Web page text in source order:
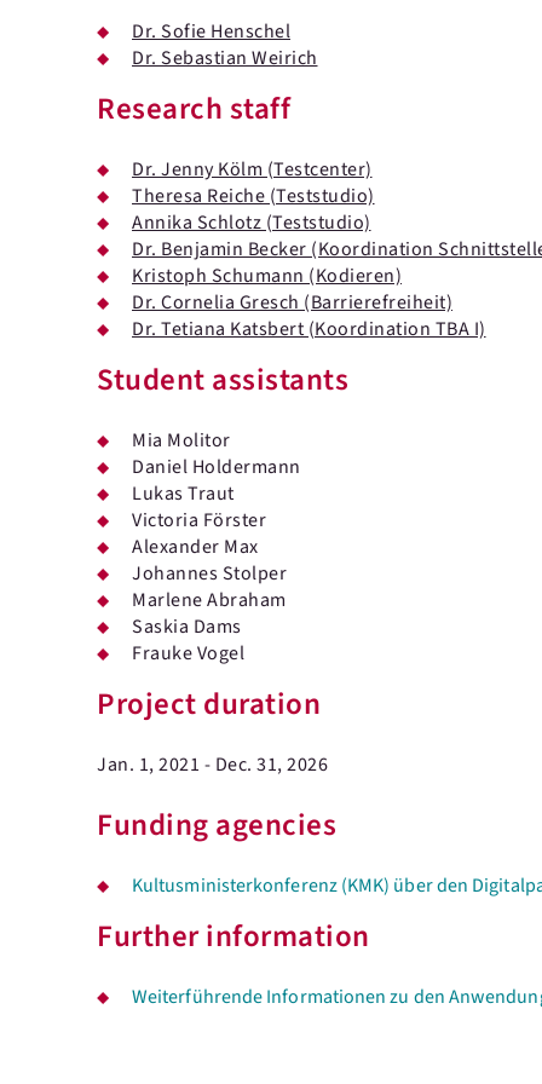
Dr. Sofie Henschel
Dr. Sebastian Weirich
Research staff
Dr. Jenny Kölm (Testcenter)
Theresa Reiche (Teststudio)
Annika Schlotz (Teststudio)
Dr. Benjamin Becker (Koordination
Kristoph Schumann (Kodieren)
Dr. Cornelia Gresch (Barrierefreiheit)
Dr. Tetiana Katsbert (Koordination TBA I)
Student assistants
Mia Molitor
Daniel Holdermann
Lukas Traut
Victoria Förster
Alexander Max
Johannes Stolper
Marlene Abraham
Saskia Dams
Frauke Vogel
Project duration
Jan. 1, 2021 - Dec. 31, 2026
Funding agencies
Kultusministerkonferenz (KMK) über den
Further information
Weiterführende Informationen zu den